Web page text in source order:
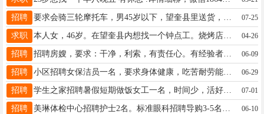
招聘 07-25
求职 本人女，46岁。在望奎县内想找一个钟点工。烧烤店后厨，火锅店后厨。晚上4点到八九点钟都可以。13339358355。 04-26
招聘 招聘房嫂，要求：干净，利索，有责任心。有经验者优先，15184562288 06-09
招聘 小区招聘女保洁员一名，要求身体健康，吃苦耐劳能长期工作，联系电话15636502212 06-29
招聘 学生之家招聘暑假短期做饭女工一名，时间少，活好干，电话15846683056 07-01
招聘 06-10